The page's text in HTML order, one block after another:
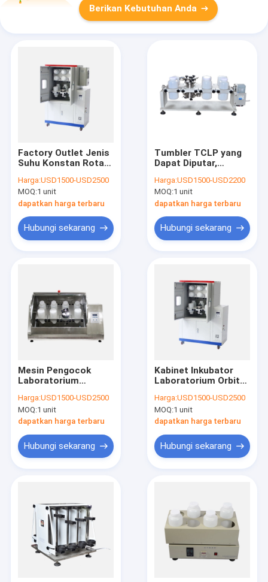
Tentang kita
Hubungi kami
Berikan Kebutuhan Anda
Factory Outlet Jenis
Suhu Konstan Rotary
Penuh Untuk
pengujian TCLP
Harga:USD1500-USD2500
MOQ:1 unit
dapatkan harga terbaru
Hubungi sekarang
Tumbler TCLP yang
Dapat Diputar,
Berat Tanah Lab
Harga:USD1500-USD2200
MOQ:1 unit
dapatkan harga terbaru
Hubungi sekarang
Mesin Pengocok
Laboratorium
Tipe Plat Rotary
Agitator
Harga:USD1500-USD2500
MOQ:1 unit
dapatkan harga terbaru
Hubungi sekarang
Kabinet Inkubator
Laboratorium Orbital
Botol 2L
Harga:USD1500-USD2500
MOQ:1 unit
dapatkan harga terbaru
Hubungi sekarang